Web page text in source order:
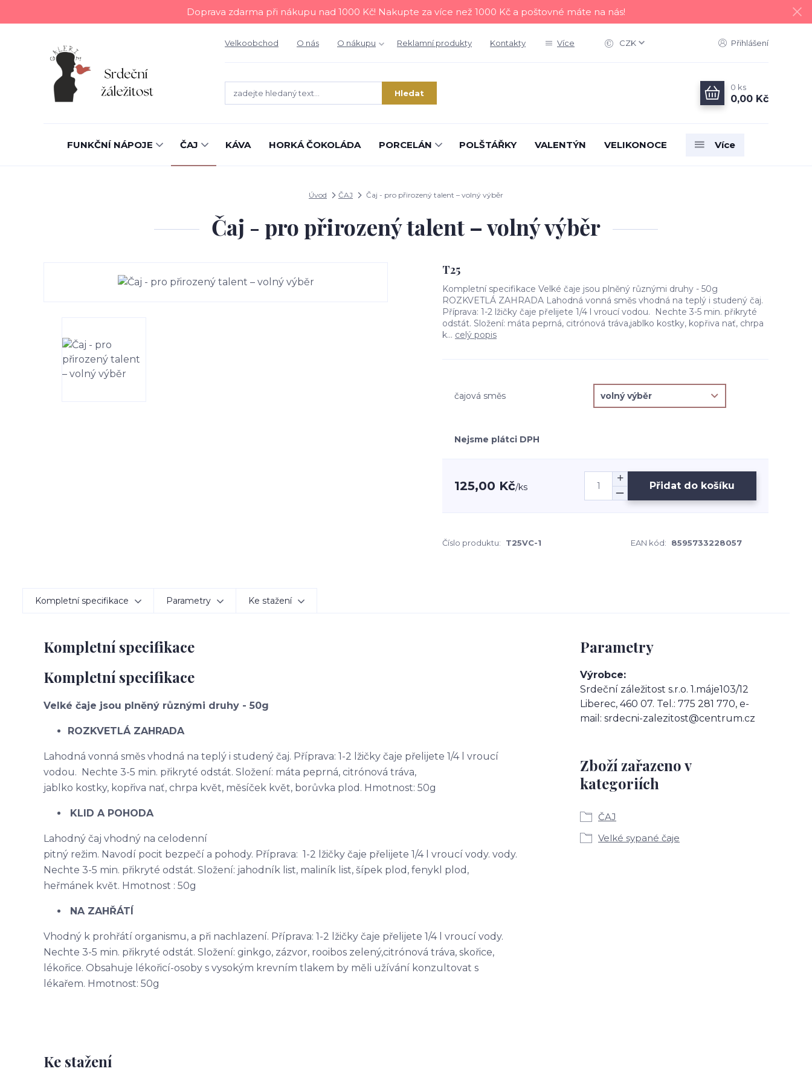
Doprava zdarma při nákupu nad 1000 Kč! Nakupte za více než 1000 Kč a poštovné máte na nás!
Velkoobchod O nás O nákupu Reklamní produkty Kontakty Více CZK Přihlášení
Hledat
0 ks
0,00 Kč
FUNKČNÍ NÁPOJE ČAJ KÁVA HORKÁ ČOKOLÁDA PORCELÁN POLŠTÁŘKY VALENTÝN VELIKONOCE Více
Úvod ČAJ Čaj - pro přirozený talent – volný výběr
Čaj - pro přirozený talent – volný výběr
T25
Kompletní specifikace Velké čaje jsou plněný různými druhy - 50g
ROZKVETLÁ ZAHRADA Lahodná vonná směs vhodná na teplý i studený čaj.
Příprava: 1-2 lžičky čaje přelijete 1/4 l vroucí vodou. Nechte 3-5 min. přikryté
odstát. Složení: máta peprná, citrónová tráva,jablko kostky, kopřiva nať, chrpa
k... celý popis
čajová směs
Nejsme plátci DPH
125,00 Kč/ks Přidat do košíku
Číslo produktu: T25VC-1 EAN kód: 8595733228057
Kompletní specifikace Parametry Ke stažení
Kompletní specifikace
Kompletní specifikace
Velké čaje jsou plněný různými druhy - 50g
ROZKVETLÁ ZAHRADA
Lahodná vonná směs vhodná na teplý i studený čaj. Příprava: 1-2 lžičky čaje přelijete 1/4 l vroucí
vodou. Nechte 3-5 min. přikryté odstát. Složení: máta peprná, citrónová tráva,
jablko kostky, kopřiva nať, chrpa květ, měsíček květ, borůvka plod. Hmotnost: 50g
KLID A POHODA
Lahodný čaj vhodný na celodenní
pitný režim. Navodí pocit bezpečí a pohody. Příprava: 1-2 lžičky čaje přelijete 1/4 l vroucí vody. vody.
Nechte 3-5 min. přikryté odstát. Složení: jahodník list, maliník list, šípek plod, fenykl plod,
heřmánek květ. Hmotnost : 50g
NA ZAHŘÁTÍ
Vhodný k prohřátí organismu, a při nachlazení. Příprava: 1-2 lžičky čaje přelijete 1/4 l vroucí vody.
Nechte 3-5 min. přikryté odstát. Složení: ginkgo, zázvor, rooibos zelený,citrónová tráva, skořice,
lékořice. Obsahuje lékořicí-osoby s vysokým krevním tlakem by měli užívání konzultovat s
lékařem. Hmotnost: 50g
Parametry
Výrobce
Srdeční záležitost s.r.o. 1.máje103/12
Liberec, 460 07. Tel.: 775 281 770, e-
mail: srdecni-zalezitost@centrum.cz
Zboží zařazeno v
kategoriích
ČAJ
Velké sypané čaje
Ke stažení